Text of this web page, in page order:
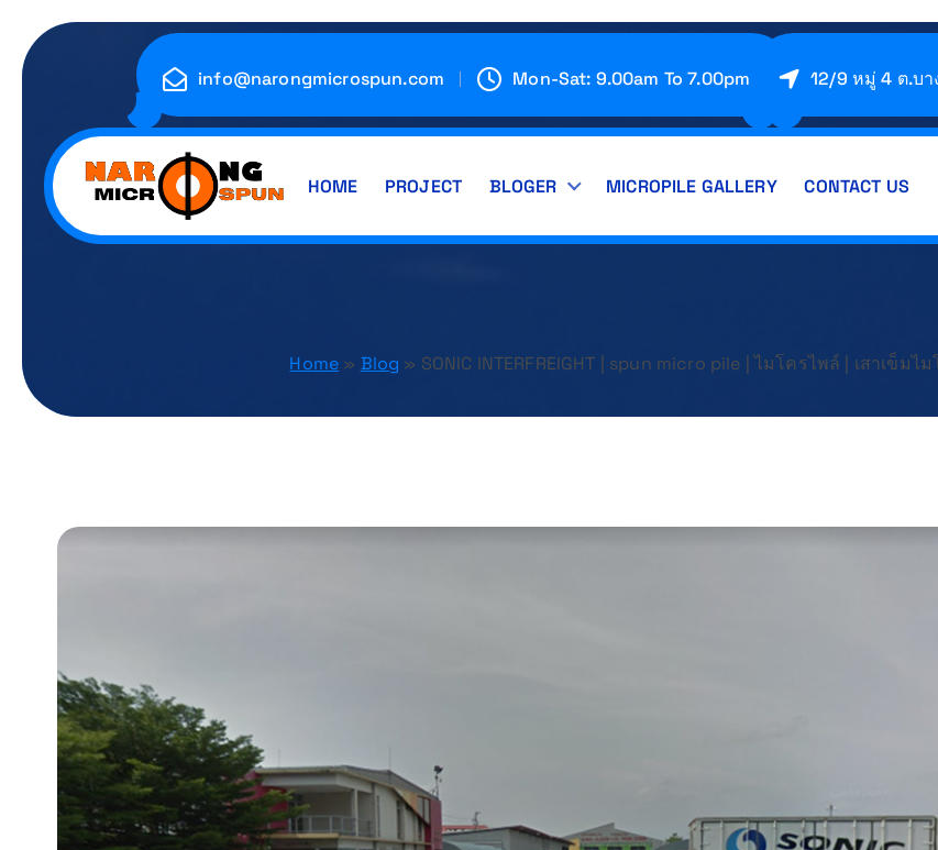
info@narongmicrospun.com Mon-Sat: 9.00am To 7.00pm 12/9 หมู่ 4 ต.บ
โรงงานผลิตและจำหน่ายพร้อมตอกเสาเข็มสปันไมโครไพล์ (spun micropile) เสาเข็มไอไมโครไพล์ มาตรฐาน มอก. ด้วยประสบการณ์กว่า 20 ปี
HOME PROJECT BLOGER MICROPILE GALLERY CONTACT US
Home » Blog » SONIC INTERFREIGHT | spun micro pile | ไมโครไพล์ | เสาเข็ม